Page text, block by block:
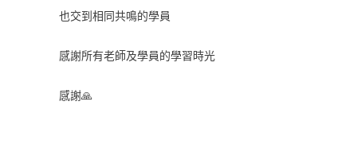
也交到相同共鳴的學員
感謝所有老師及學員的學習時光
感謝🙏